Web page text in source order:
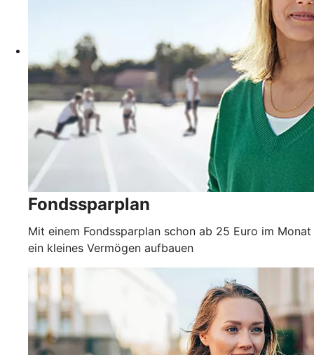
Fondssparplan
Mit einem Fondssparplan schon ab 25 Euro im Monat
ein kleines Vermögen aufbauen